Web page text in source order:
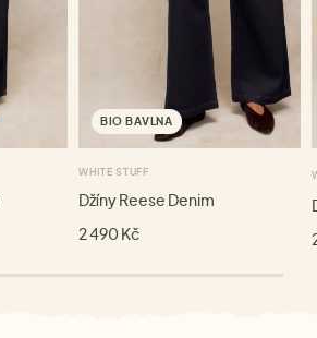
BIO BAVLNA
WHITE STUFF
Džíny Reese Denim
2 490 Kč